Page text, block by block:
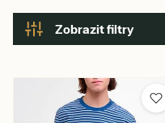
Zobrazit filtry
Značka